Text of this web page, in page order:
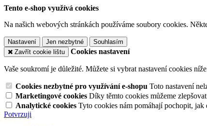
Tento e-shop využívá cookies
Na našich webových stránkách používáme soubory cookies.
Nastavení Jen nezbytné
Souhlasím
Zavřít cookie lištu
Cookies nastavení
Vaše soukromí je důležité. Můžete si vybrat nastavení cookies
Cookies nezbytné pro využívání e-shopu Toto nastavení
Marketingové cookies Díky těmto cookies můžeme
Analytické cookies Tyto cookies nám pomáhají pochopit,
Potvrzuji